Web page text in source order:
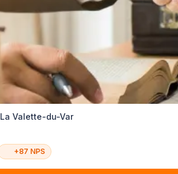
Valette-du-Var
+87 NPS